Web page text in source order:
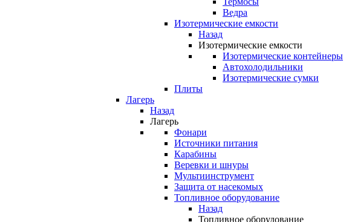
Ведра
Изотермические емкости
Назад
Изотермические емкости
Изотермические контейнеры
Автохолодильники
Изотермические сумки
Плиты
Лагерь
Назад
Лагерь
Фонари
Источники питания
Карабины
Веревки и шнуры
Мультиинструмент
Защита от насекомых
Топливное оборудование
Назад
Топливное оборудование